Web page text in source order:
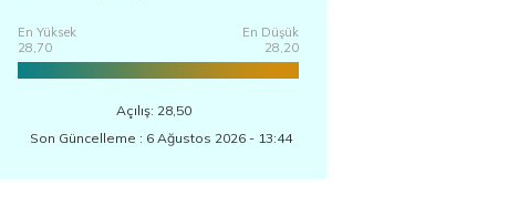
En Yüksek
28,70
En Düşük
28,20
Açılış: 28,50
Son Güncelleme : 6 Ağustos 2026 - 13:44